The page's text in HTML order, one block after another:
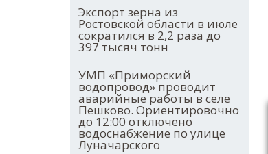
Экспорт зерна из
Ростовской области в июле
сократился в 2,2 раза до
397 тысяч тонн
УМП «Приморский
водопровод» проводит
аварийные работы в селе
Пешково. Ориентировочно
до 12:00 отключено
водоснабжение по улице
Луначарского